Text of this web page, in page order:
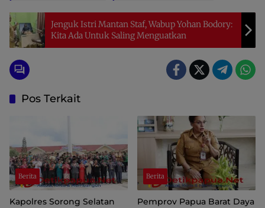
Jenguk Istri Mantan Staf, Wabup Yohan Bodory:
Kita Ada Untuk Saling Menguatkan
Pos Terkait
Berita
Kapolres Sorong Selatan
Berita
Pemprov Papua Barat Daya